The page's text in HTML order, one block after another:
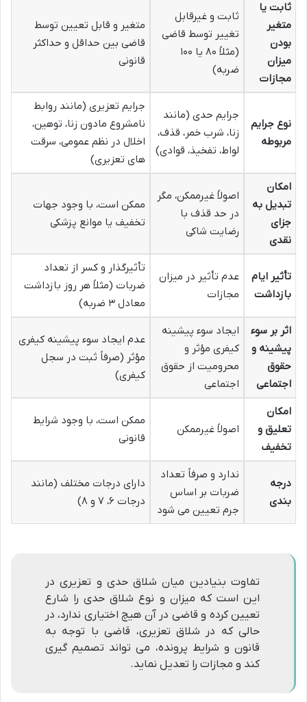
ثابت یا
متغیر
بودن
میزان
مجازات
ثابت و غیرقابل
تغییر توسط قاضی
(مثلاً ۸۰ یا ۱۰۰
ضربه)
متغیر و قابل تعیین توسط
قاضی بین حداقل و حداکثر
قانونی
نوع جرایم
مربوطه
جرایم حدی (مانند
زنا، شرب خمر، قذف،
لواط، تفخیذ، قوادی)
جرایم تعزیری (مانند روابط
نامشروع مادون زنا، توهین،
اخلال در نظم عمومی، سرقت
های تعزیری)
امکان
تبدیل به
جزای
نقدی
اصولاً غیرممکن، مگر
در حد قذف با
رضایت شاکی
ممکن است، با وجود جهات
تخفیف یا موانع پزشکی
تأثیر ایام
بازداشت
عدم تأثیر در میزان
مجازات
تأثیرگذار و کسر از تعداد
ضربات (مثلاً هر روز بازداشت
معادل ۳ ضربه)
اثر بر سوء
پیشینه و
حقوق
اجتماعی
ایجاد سوء پیشینه
کیفری مؤثر و
محرومیت از حقوق
اجتماعی
عدم ایجاد سوء پیشینه کیفری
مؤثر (صرفاً ثبت در سجل
کیفری)
امکان
تعلیق و
تخفیف
اصولاً غیرممکن
ممکن است، با وجود شرایط
قانونی
درجه
بندی
ندارد و صرفاً تعداد
ضربات بر اساس
جرم تعیین می شود
دارای درجات مختلف (مانند
درجات ۶، ۷ و ۸)
تفاوت بنیادین میان شلاق حدی و تعزیری در
این است که میزان و نوع شلاق حدی را شارع
تعیین کرده و قاضی در آن هیچ اختیاری ندارد، در
حالی که در شلاق تعزیری، قاضی با توجه به
قانون و شرایط پرونده، می تواند تصمیم گیری
کند و مجازات را تعدیل نماید.